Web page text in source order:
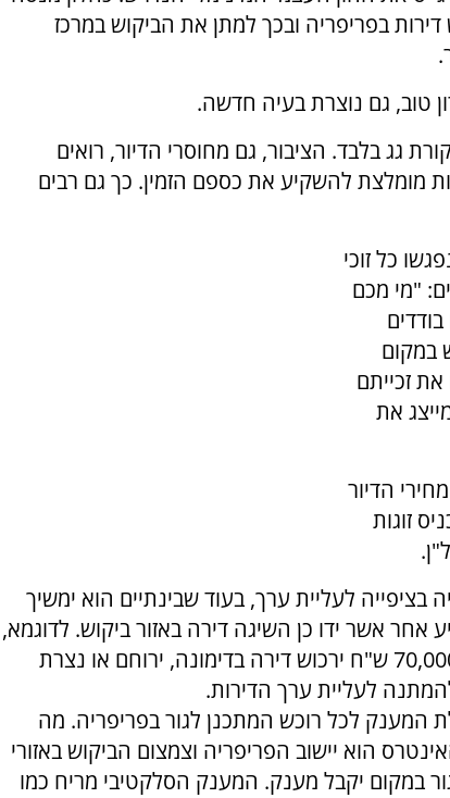
בפריפריה ובכך למתן את הביקוש במרכז
טוב, גם נוצרת בעיה חדשה.
גג בלבד. הציבור, גם מחוסרי הדיור, רואים
מומלצת להשקיע את כספם הזמין. כך גם רבים
כל זוכי
"מי מכם
במקום
זכייתם
את
הדיור
זוגות
בציפייה לעליית ערך, בעוד שבינתיים הוא ימשיך
אשר ידו כן השיגה דירה באזור ביקוש. לדוגמא,
זוג מחוסרי דירה מפתח תקווה עם הון עצמי של 70,000 ש"ח ירכוש דירה בדימונה, ירוחם או נצרת
לעליית ערך הדירות.
המענק לכל רוכש המתכנן לגור בפריפריה. מה
הוא יישוב הפריפריה וצמצום הביקוש באזורי
במקום יקבל מענק. המענק הסלקטיבי מריח כמו